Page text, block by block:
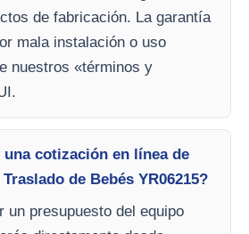
de fabricación. La garantía
mala instalación o uso
nuestros «términos y
cotización en línea de
de Bebés YR06215?
un presupuesto del equipo